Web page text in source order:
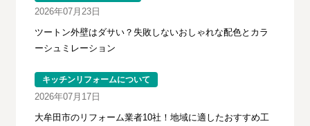
2026年07月23日
ツートン外壁はダサい？失敗しないおしゃれな配色とカラ
ーシュミレーション
キッチンリフォームについて
2026年07月17日
大牟田市のリフォーム業者10社！地域に適したおすすめ工